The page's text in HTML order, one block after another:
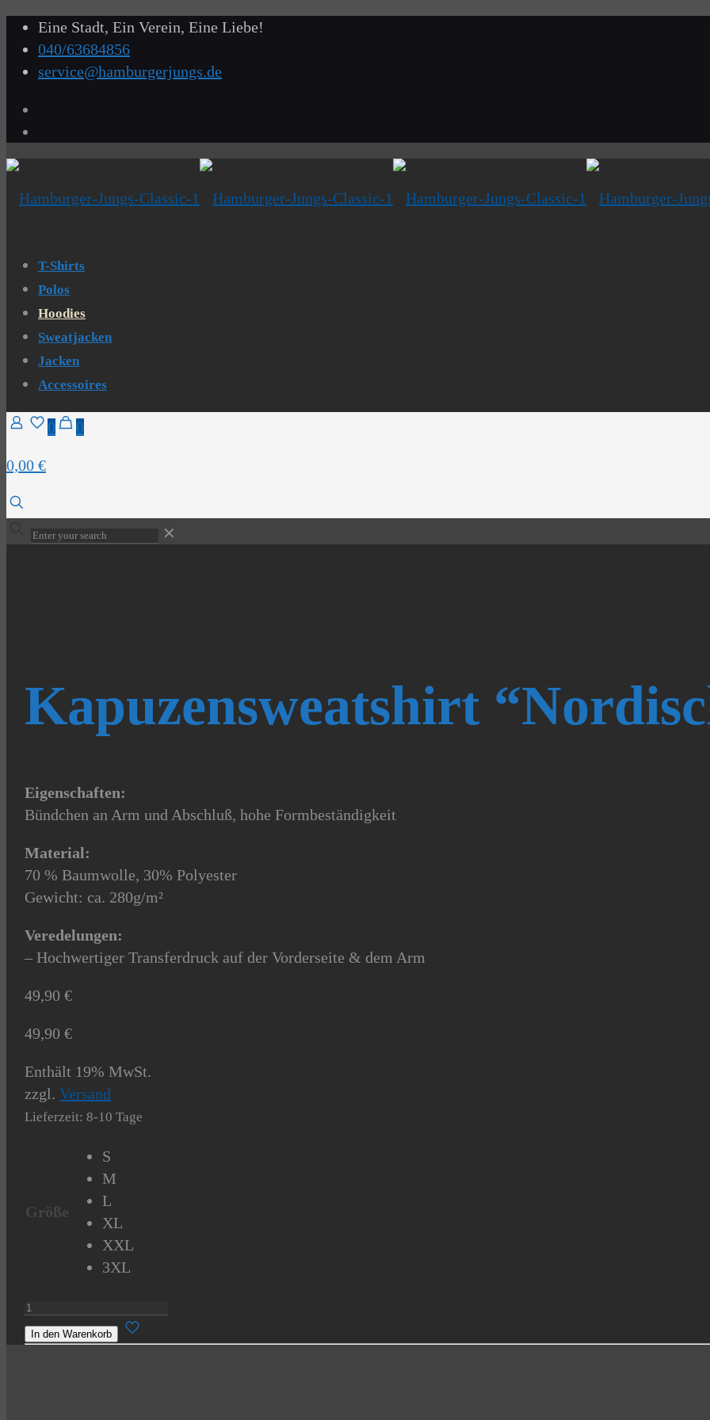
Eine Stadt, Ein Verein, Eine Liebe!
040/63684856
service@hamburgerjungs.de
T-Shirts
Polos
Hoodies
Sweatjacken
Jacken
Accessoires
0 0
0,00 €
✕
Kapuzensweatshirt
Eigenschaften:
Bündchen an Arm und Abschluß, hohe Formbeständigkeit
Material:
70 % Baumwolle, 30% Polyester
Gewicht: ca. 280g/m²
Veredelungen:
– Hochwertiger Transferdruck auf der Vorderseite & dem Arm
49,90 €
49,90 €
Enthält 19% MwSt.
zzgl. Versand
Lieferzeit: 8-10 Tage
Größe
S
M
L
XL
XXL
3XL
Kapuzensweatshirt
"Nordisch"
Menge
In den Warenkorb